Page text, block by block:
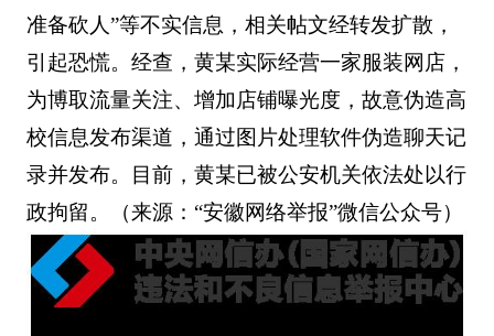
准备砍人”等不实信息，相关帖文经转发扩散，
引起恐慌。经查，黄某实际经营一家服装网店，
为博取流量关注、增加店铺曝光度，故意伪造高
校信息发布渠道，通过图片处理软件伪造聊天记
录并发布。目前，黄某已被公安机关依法处以行
政拘留。（来源：“安徽网络举报”微信公众号）